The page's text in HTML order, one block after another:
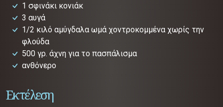
1 σφινάκι κονιάκ
3 αυγά
1/2 κιλό αμύγδαλα ωμά χοντροκομμένα χωρίς την
φλούδα
500 γρ. άχνη για το πασπάλισμα
ανθόνερο
Εκτέλεση